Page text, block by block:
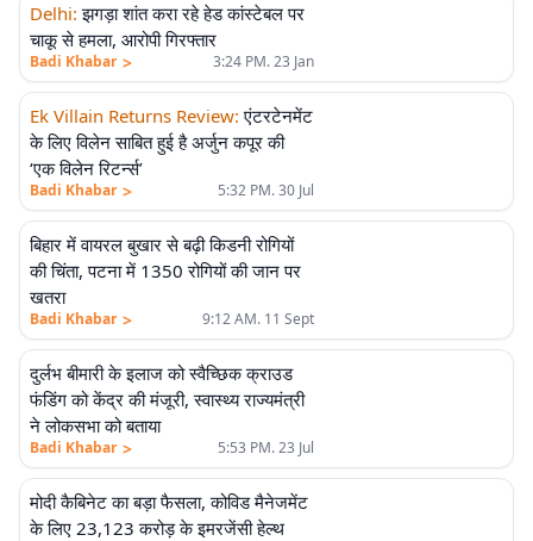
Delhi: झगड़ा शांत करा रहे हेड कांस्टेबल पर
चाकू से हमला, आरोपी गिरफ्तार
Badi Khabar > 3:24 PM. 23 Jan
Ek Villain Returns Review: एंटरटेनमेंट
के लिए विलेन साबित हुई है अर्जुन कपूर की
‘एक विलेन रिटर्न्स’
Badi Khabar > 5:32 PM. 30 Jul
बिहार में वायरल बुखार से बढ़ी किडनी रोगियों
की चिंता, पटना में 1350 रोगियों की जान पर
खतरा
Badi Khabar > 9:12 AM. 11 Sept
दुर्लभ बीमारी के इलाज को स्वैच्छिक क्राउड
फंडिंग को केंद्र की मंजूरी, स्वास्थ्य राज्यमंत्री
ने लोकसभा को बताया
Badi Khabar > 5:53 PM. 23 Jul
मोदी कैबिनेट का बड़ा फैसला, कोविड मैनेजमेंट
के लिए 23,123 करोड़ के इमरजेंसी हेल्थ